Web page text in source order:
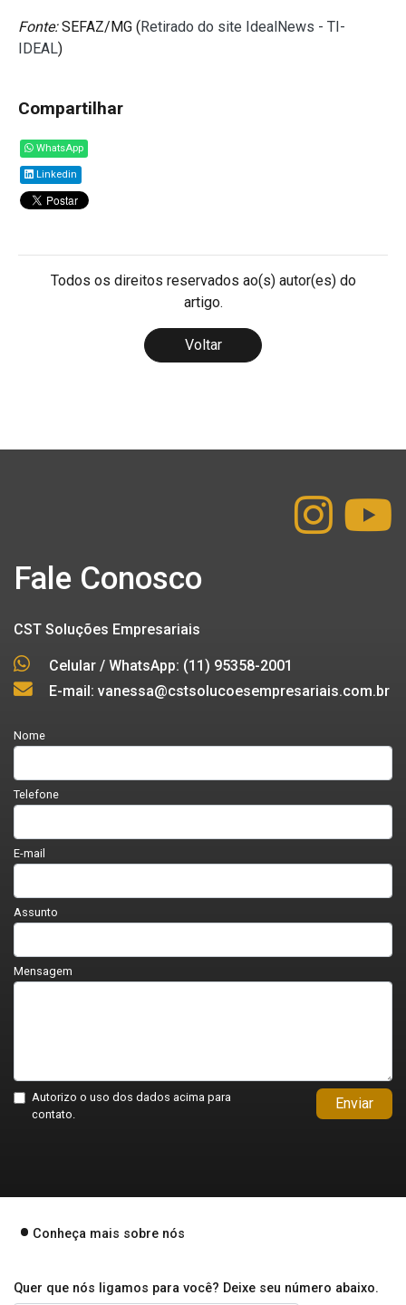
Fonte:SEFAZ/MG (Retirado do site IdealNews - TI-
IDEAL)
Compartilhar
WhatsApp
Linkedin
Todos os direitos reservados ao(s) autor(es) do
artigo.
Voltar
Fale Conosco
CST Soluções Empresariais
Celular / WhatsApp: (11) 95358-2001
E-mail: vanessa@cstsolucoesempresariais.com.br
Nome
Telefone
E-mail
Assunto
Mensagem
Autorizo o uso dos dados acima para
contato.
Enviar
Conheça mais sobre nós
Quer que nós ligamos para você? Deixe seu número abaixo.